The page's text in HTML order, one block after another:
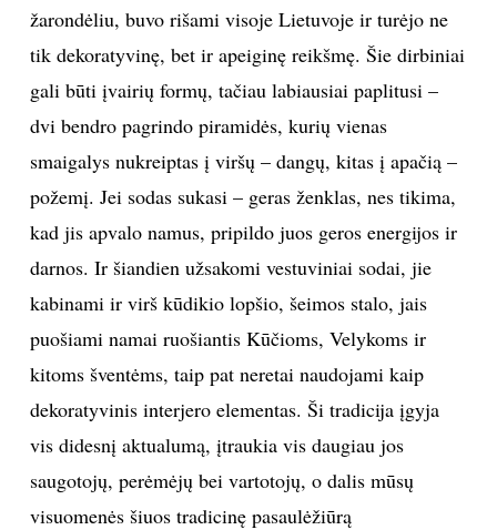
INTERJERAS
NAMAI
RECEPTAI
VAIKAI
NELAIMĖS
PRIVATUMO POLITIKA
žarondėliu, buvo rišami visoje Lietuvoje ir turėjo ne
tik dekoratyvinę, bet ir apeiginę reikšmę. Šie dirbiniai
gali būti įvairių formų, tačiau labiausiai paplitusi –
dvi bendro pagrindo piramidės, kurių vienas
smaigalys nukreiptas į viršų – dangų, kitas į apačią –
požemį. Jei sodas sukasi – geras ženklas, nes tikima,
kad jis apvalo namus, pripildo juos geros energijos ir
darnos. Ir šiandien užsakomi vestuviniai sodai, jie
kabinami ir virš kūdikio lopšio, šeimos stalo, jais
puošiami namai ruošiantis Kūčioms, Velykoms ir
kitoms šventėms, taip pat neretai naudojami kaip
dekoratyvinis interjero elementas. Ši tradicija įgyja
vis didesnį aktualumą, įtraukia vis daugiau jos
saugotojų, perėmėjų bei vartotojų, o dalis mūsų
visuomenės šiuos tradicinę pasaulėžiūrą